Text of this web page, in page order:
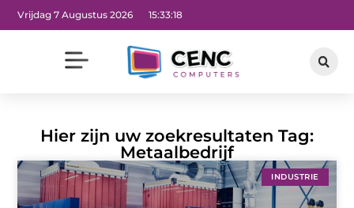
Vrijdag 7 Augustus 2026 15:33:19
Hier zijn uw zoekresultaten Tag:
Metaalbedrijf
INDUSTRIE